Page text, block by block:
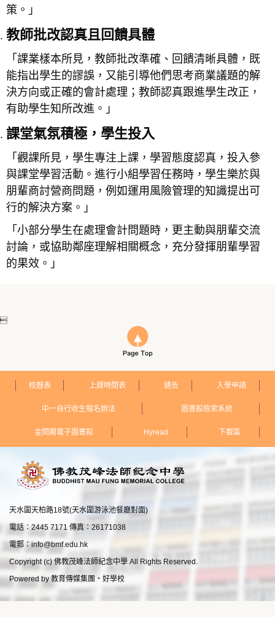
策。」
教師批改認真且回饋具體
「課業樣本所見，教師批改準確、回饋清晰具體，既
能指出學生的謬誤，又能引導他們思考商業議題的解
決方向或正確的會計處理；教師認真跟進學生改正，
有助學生知所改進。」
課堂氣氛積極，學生投入
「觀課所見，學生專注上課，學習態度認真，投入參
與課堂學習活動。進行小組學習任務時，學生樂於與
朋輩商討營商問題，例如運用風險管理的知識提出可
行的解決方案。」
「小部分學生在處理會計問題時，更主動與朋輩交流
討論，或協助鄰座理解相關概念，充分發揮朋輩學習
的果效。」

校曆表 上課時間表 通告 入學申請
中一自行收生報名辦法 圖書館檢索系統
金閱閣電子圖書館 Hyread 下載區
天水圍天柏路18號(天水圍游泳池餐廳對面)
電話：2445 7171 傳真：26171038
電郵：info@bmf.edu.hk
Copyright (c) 佛教茂峰法師紀念中學 All Rights Reserved.
Powered by教育傳媒集團 ‧ 好學校